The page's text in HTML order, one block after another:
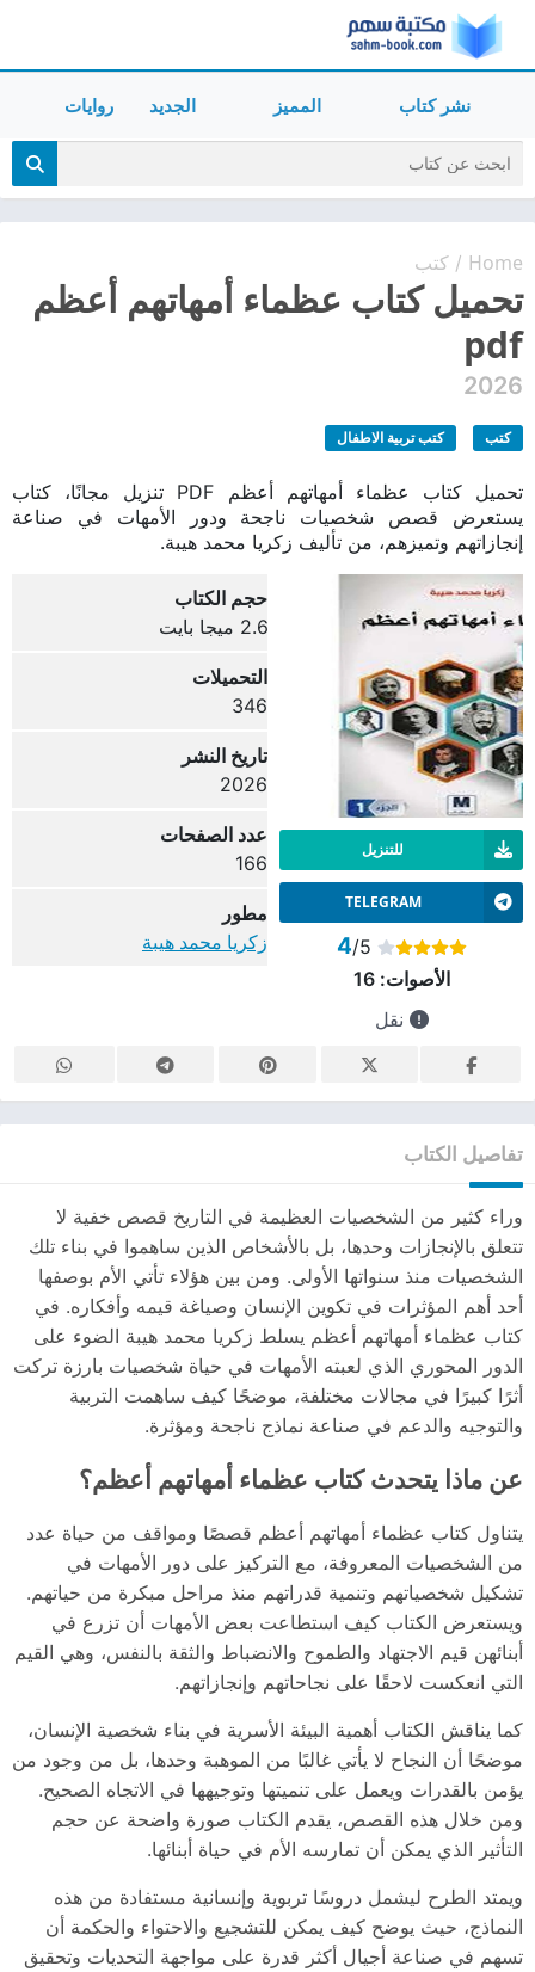
نشر كتاب المميز الجديد روايات
Home
/ كتب
تحميل كتاب عظماء أمهاتهم أعظم
pdf
2026
كتب كتب تربية الاطفال
تحميل كتاب عظماء أمهاتهم أعظم PDF تنزيل مجانًا، كتاب
يستعرض قصص شخصيات ناجحة ودور الأمهات في صناعة
إنجازاتهم وتميزهم، من تأليف زكريا محمد هيبة.
للتنزيل
TELEGRAM
4/5
الأصوات:16
نقل
حجم الكتاب
2.6 ميجا بايت
التحميلات
346
تاريخ النشر
2026
عدد الصفحات
166
مطور
زكريا محمد هيبة
تفاصيل الكتاب
وراء كثير من الشخصيات العظيمة في التاريخ قصص خفية لا
تتعلق بالإنجازات وحدها، بل بالأشخاص الذين ساهموا في بناء تلك
الشخصيات منذ سنواتها الأولى. ومن بين هؤلاء تأتي الأم بوصفها
أحد أهم المؤثرات في تكوين الإنسان وصياغة قيمه وأفكاره. في
كتاب عظماء أمهاتهم أعظم يسلط زكريا محمد هيبة الضوء على
الدور المحوري الذي لعبته الأمهات في حياة شخصيات بارزة تركت
أثرًا كبيرًا في مجالات مختلفة، موضحًا كيف ساهمت التربية
والتوجيه والدعم في صناعة نماذج ناجحة ومؤثرة.
عن ماذا يتحدث كتاب عظماء أمهاتهم أعظم؟
يتناول كتاب عظماء أمهاتهم أعظم قصصًا ومواقف من حياة عدد
من الشخصيات المعروفة، مع التركيز على دور الأمهات في
تشكيل شخصياتهم وتنمية قدراتهم منذ مراحل مبكرة من حياتهم.
ويستعرض الكتاب كيف استطاعت بعض الأمهات أن تزرع في
أبنائهن قيم الاجتهاد والطموح والانضباط والثقة بالنفس، وهي القيم
التي انعكست لاحقًا على نجاحاتهم وإنجازاتهم.
كما يناقش الكتاب أهمية البيئة الأسرية في بناء شخصية الإنسان،
موضحًا أن النجاح لا يأتي غالبًا من الموهبة وحدها، بل من وجود من
يؤمن بالقدرات ويعمل على تنميتها وتوجيهها في الاتجاه الصحيح.
ومن خلال هذه القصص، يقدم الكتاب صورة واضحة عن حجم
التأثير الذي يمكن أن تمارسه الأم في حياة أبنائها.
ويمتد الطرح ليشمل دروسًا تربوية وإنسانية مستفادة من هذه
النماذج، حيث يوضح كيف يمكن للتشجيع والاحتواء والحكمة أن
تسهم في صناعة أجيال أكثر قدرة على مواجهة التحديات وتحقيق